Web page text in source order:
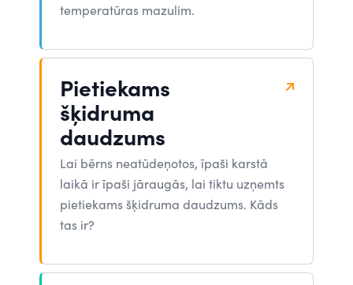
temperatūras mazulim.
Pietiekams
šķidruma
daudzums
Lai bērns neatūdeņotos, īpaši karstā
laikā ir īpaši jāraugās, lai tiktu uzņemts
pietiekams šķidruma daudzums. Kāds
tas ir?